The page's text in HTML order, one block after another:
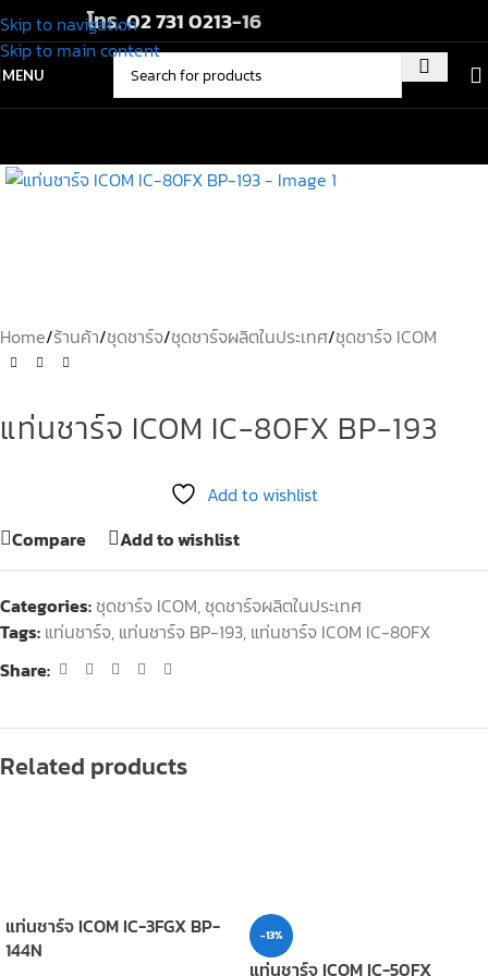
Skip to navigation
Skip to main content
โทร.02 731 0213-16
MENU
Home/ร้านค้า/ชุดชาร์จ/ชุดชาร์จผลิตในประเทศ/ชุดชาร์จ ICOM
แท่นชาร์จ ICOM IC-80FX BP-193
Add to wishlist
Compare
Add to wishlist
Categories: ชุดชาร์จ ICOM, ชุดชาร์จผลิตในประเทศ
Tags: แท่นชาร์จ, แท่นชาร์จ BP-193, แท่นชาร์จ ICOM IC-80FX
Share:
Related products
แท่นชาร์จ ICOM IC-3FGX BP-
144N
-13%
แท่นชาร์จ ICOM IC-50FX